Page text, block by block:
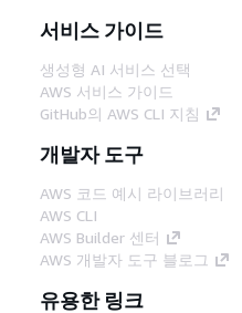
서비스 가이드
생성형 AI 서비스 선택
AWS 서비스 가이드
GitHub의 AWS CLI 지침
개발자 도구
AWS 코드 예시 라이브러리
AWS CLI
AWS Builder 센터
AWS 개발자 도구 블로그
유용한 링크